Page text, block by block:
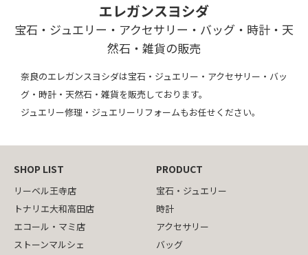
エレガンスヨシダ
宝石・ジュエリー・アクセサリー・バッグ・時計・天
然石・雑貨の販売
奈良のエレガンスヨシダは宝石・ジュエリー・アクセサリー・バッ
グ・時計・天然石・雑貨を販売しております。
ジュエリー修理・ジュエリーリフォームもお任せください。
SHOP LIST
リーベル王寺店
トナリエ大和高田店
エコール・マミ店
ストーンマルシェ
PRODUCT
宝石・ジュエリー
時計
アクセサリー
バッグ